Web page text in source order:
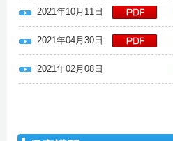
2021年10月11日
2021年04月30日
2021年02月08日